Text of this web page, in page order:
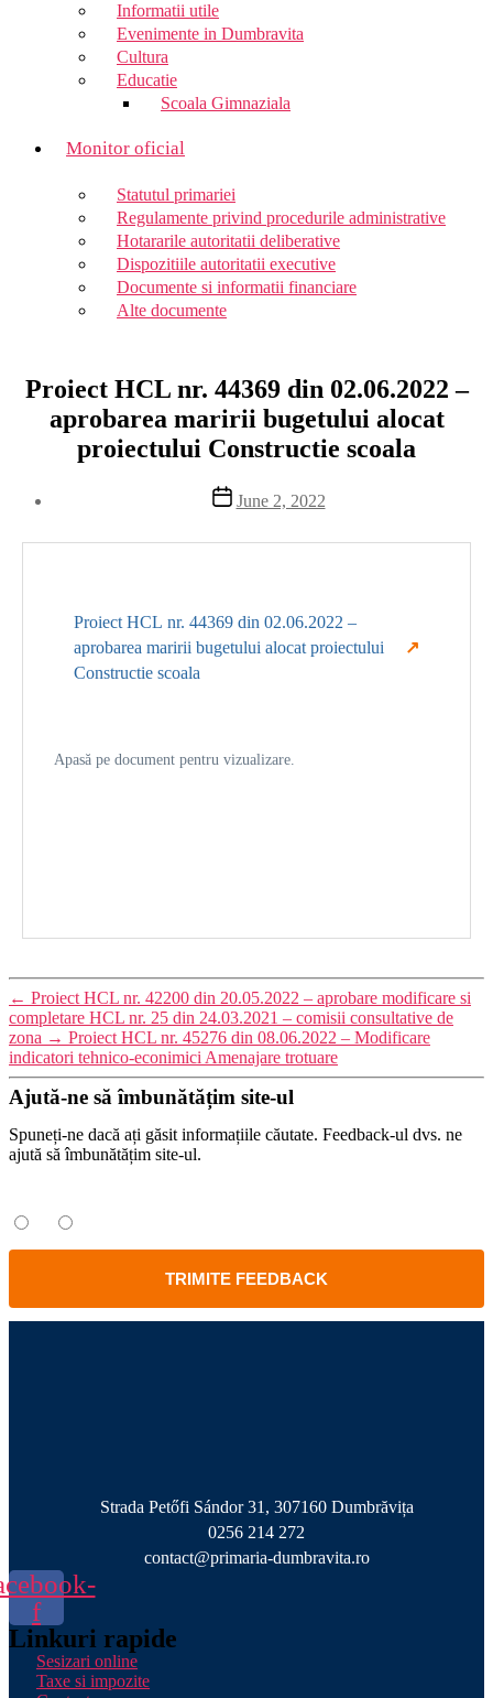
Informatii utile
Evenimente in Dumbravita
Cultura
Educatie
Scoala Gimnaziala
Monitor oficial
Statutul primariei
Regulamente privind procedurile administrative
Hotararile autoritatii deliberative
Dispozitiile autoritatii executive
Documente si informatii financiare
Alte documente
Proiect HCL nr. 44369 din 02.06.2022 –
aprobarea maririi bugetului alocat
proiectului Constructie scoala
Post
date
June 2, 2022
Proiect HCL nr. 44369 din 02.06.2022 –
aprobarea maririi bugetului alocat proiectului
Constructie scoala
Apasă pe document pentru vizualizare.
← Proiect HCL nr. 42200 din 20.05.2022 – aprobare modificare si
completare HCL nr. 25 din 24.03.2021 – comisii consultative de
zona → Proiect HCL nr. 45276 din 08.06.2022 – Modificare
indicatori tehnico-econimici Amenajare trotuare
Ajută-ne să îmbunătățim site-ul
Spuneți-ne dacă ați găsit informațiile căutate. Feedback-ul dvs. ne
ajută să îmbunătățim site-ul.
TRIMITE FEEDBACK
Strada Petőfi Sándor 31, 307160 Dumbrăvița
0256 214 272
contact@primaria-dumbravita.ro
f
Linkuri rapide
Sesizari online
Taxe si impozite